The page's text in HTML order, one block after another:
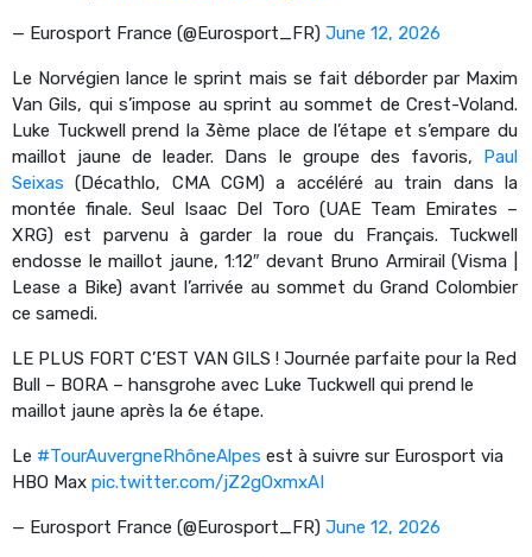
— Eurosport France (@Eurosport_FR) June 12, 2026
Le Norvégien lance le sprint mais se fait déborder par Maxim
Van Gils, qui s’impose au sprint au sommet de Crest-Voland.
Luke Tuckwell prend la 3ème place de l’étape et s’empare du
maillot jaune de leader. Dans le groupe des favoris, Paul
Seixas (Décathlo, CMA CGM) a accéléré au train dans la
montée finale. Seul Isaac Del Toro (UAE Team Emirates –
XRG) est parvenu à garder la roue du Français. Tuckwell
endosse le maillot jaune, 1:12″ devant Bruno Armirail (Visma |
Lease a Bike) avant l’arrivée au sommet du Grand Colombier
ce samedi.
LE PLUS FORT C’EST VAN GILS ! Journée parfaite pour la Red
Bull – BORA – hansgrohe avec Luke Tuckwell qui prend le
maillot jaune après la 6e étape.
Le #TourAuvergneRhôneAlpes est à suivre sur Eurosport via
HBO Max pic.twitter.com/jZ2gOxmxAI
— Eurosport France (@Eurosport_FR) June 12, 2026